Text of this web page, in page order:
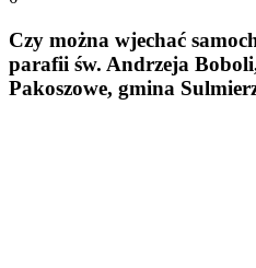
Czy można wjechać
parafii św. Andrzeja
Pakoszowe, gmina